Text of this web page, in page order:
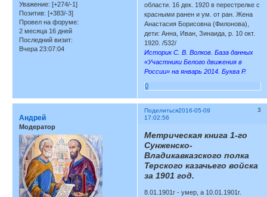
Уважение: [+274/-1]
Позитив: [+383/-3]
Провел на форуме:
2 месяца 16 дней
Последний визит:
Вчера 23:07:04
области. 16 дек. 1920 в перестрелке с
красными ранен и ум. от ран. Жена
Анастасия Борисовна (Филонова),
дети: Анна, Иван, Зинаида, р. 10 окт.
1920. /532/
Историк С. В. Волков. База данных
«Участники Белого движения в
России» на январь 2014. Буква Р.
0
Поделиться 3
2016-05-09
17:02:56
Андрей
Модератор
Метрическая книга 1-го
Сунженско-
Владикавказского полка
Терского казачьего войска
за 1901 год.
8.01.1901г - умер, а 10.01.1901г.